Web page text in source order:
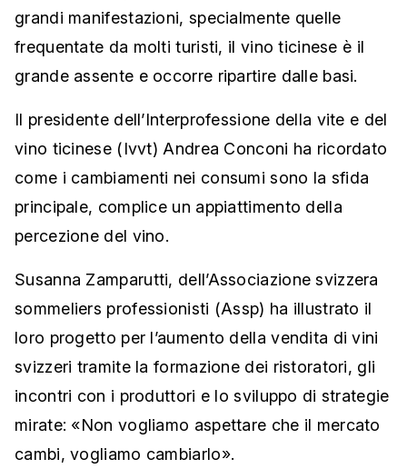
grandi manifestazioni, specialmente quelle
frequentate da molti turisti, il vino ticinese è il
grande assente e occorre ripartire dalle basi.
Il presidente dell’Interprofessione della vite e del
vino ticinese (Ivvt) Andrea Conconi ha ricordato
come i cambiamenti nei consumi sono la sfida
principale, complice un appiattimento della
percezione del vino.
Susanna Zamparutti, dell’Associazione svizzera
sommeliers professionisti (Assp) ha illustrato il
loro progetto per l’aumento della vendita di vini
svizzeri tramite la formazione dei ristoratori, gli
incontri con i produttori e lo sviluppo di strategie
mirate: «Non vogliamo aspettare che il mercato
cambi, vogliamo cambiarlo».